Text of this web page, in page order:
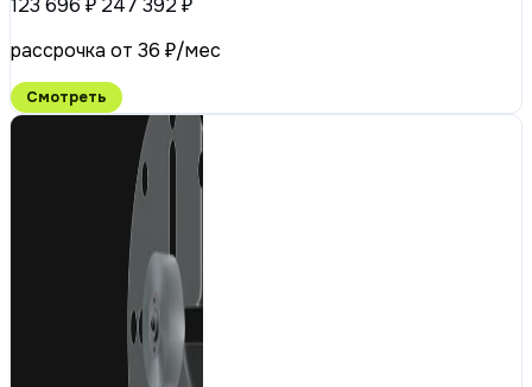
123 696 ₽ 247 392 ₽
рассрочка от 36 ₽/мес
Смотреть